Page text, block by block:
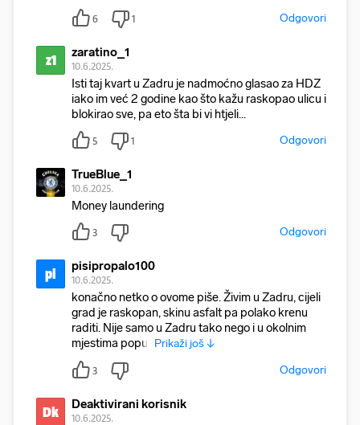
6 1 Odgovori
z1 zaratino_1
10.6.2025.
Isti taj kvart u Zadru je nadmoćno glasao za HDZ
iako im već 2 godine kao što kažu raskopao ulicu i
blokirao sve, pa eto šta bi vi htjeli...
5 1 Odgovori
TrueBlue_1
10.6.2025.
Money laundering
3 Odgovori
pi pisipropalo100
10.6.2025.
konačno netko o ovome piše. Živim u Zadru, cijeli
grad je raskopan, skinu asfalt pa polako krenu
raditi. Nije samo u Zadru tako nego i u okolnim
mjestima poput Prikaži još ↓
3 Odgovori
Dk Deaktivirani korisnik
10.6.2025.